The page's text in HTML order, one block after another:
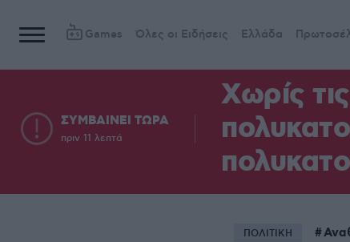
Games Όλες οι Ειδήσεις Ελλάδα
ΣΥΜΒΑΙΝΕΙ ΤΩΡΑ
πριν 11 λεπτά
Χωρίς
ΠΟΛΙΤΙΚΗ